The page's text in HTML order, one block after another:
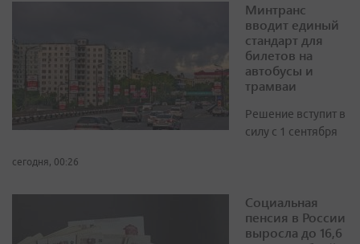
Минтранс
вводит единый
стандарт для
билетов на
автобусы и
трамваи
Решение вступит в
силу с 1 сентября
сегодня, 00:26
Социальная
пенсия в России
выросла до 16,6